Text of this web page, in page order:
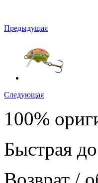
Предыдущая
Следующая
100%
Быстрая